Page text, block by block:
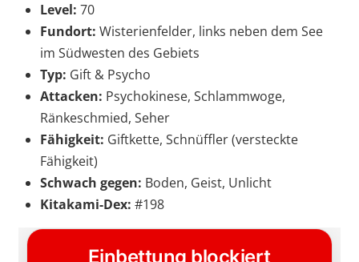
Level: 70
Fundort: Wisterienfelder, links neben dem See
im Südwesten des Gebiets
Typ: Gift & Psycho
Attacken: Psychokinese, Schlammwoge,
Ränkeschmied, Seher
Fähigkeit: Giftkette, Schnüffler (versteckte
Fähigkeit)
Schwach gegen: Boden, Geist, Unlicht
Kitakami-Dex: #198